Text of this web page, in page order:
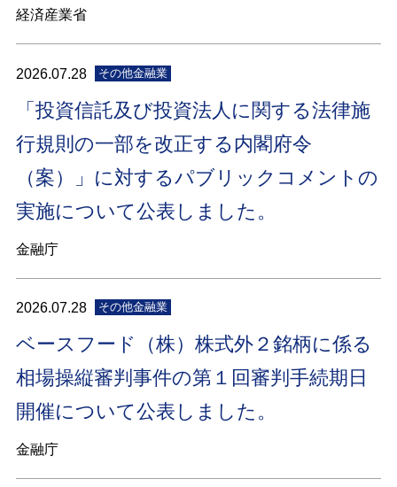
経済産業省
2026.07.28 その他金融業
「投資信託及び投資法人に関する法律施
行規則の一部を改正する内閣府令
（案）」に対するパブリックコメントの
実施について公表しました。
金融庁
2026.07.28 その他金融業
ベースフード（株）株式外２銘柄に係る
相場操縦審判事件の第１回審判手続期日
開催について公表しました。
金融庁